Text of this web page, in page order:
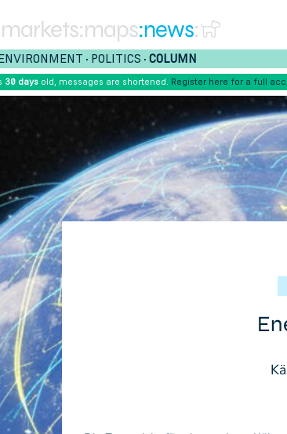
:maps:news:
• POLITICS • COLUMN
30 days old, messages are shortened. Register here for a full